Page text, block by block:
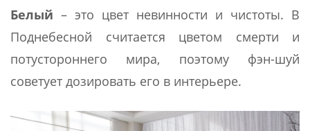
Белый – это цвет невинности и чистоты. В
Поднебесной считается цветом смерти и
потустороннего мира, поэтому фэн-шуй
советует дозировать его в интерьере.